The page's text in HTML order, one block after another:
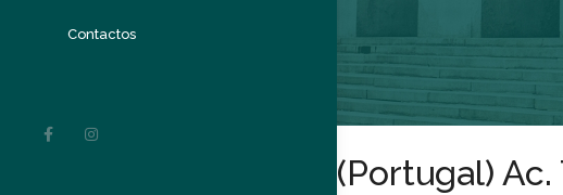
Contactos
(Portugal) Ac.